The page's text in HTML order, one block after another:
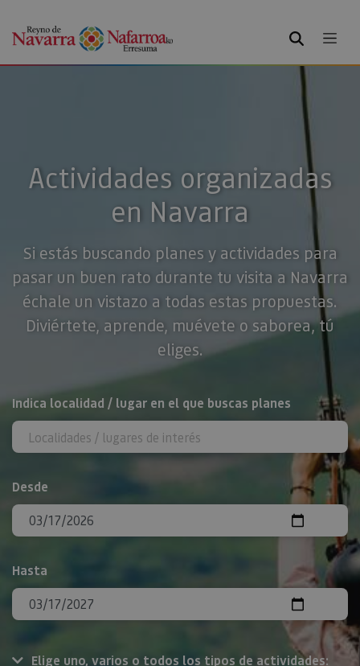
BUSCAR
Actividades organizadas
en Navarra
Si estás buscando planes y actividades para
pasar un buen rato durante tu visita a Navarra
échale un vistazo a todas estas propuestas.
Diviértete, aprende, muévete o saborea, tú
eliges.
BUSCAR
Indica localidad / lugar en el que buscas planes
Desde
Hasta
Elige uno, varios o todos los tipos de actividades: